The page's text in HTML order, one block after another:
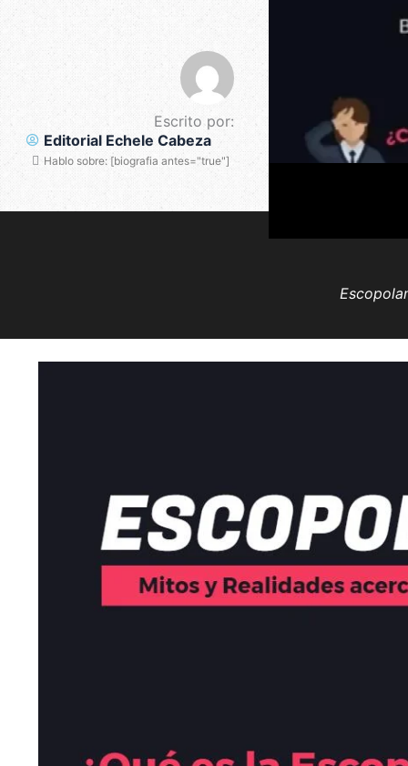
Escrito por:
Editorial Echele Cabeza
Hablo sobre: [biografia antes="true"]